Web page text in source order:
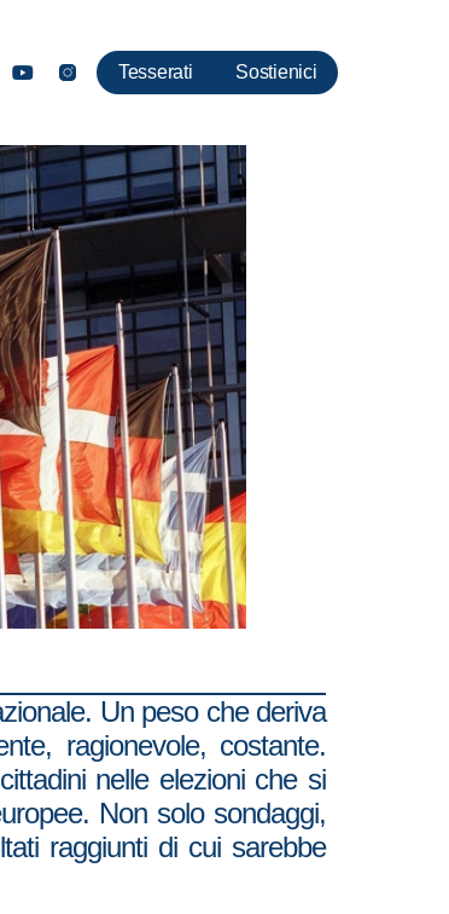
Tesserati Sostienici
Un peso che deriva
ragionevole, costante.
nelle elezioni che si
Non solo sondaggi,
raggiunti di cui sarebbe